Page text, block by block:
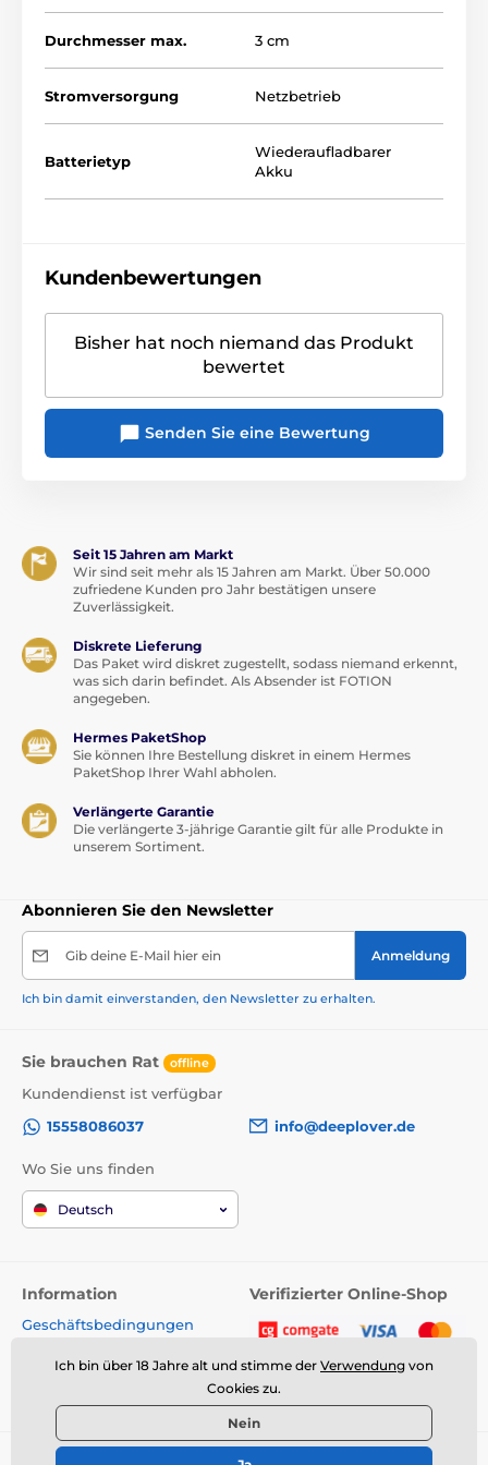
iOS
Google Play
Durchmesser max. 3 cm
Stromversorgung Netzbetrieb
Batterietyp
Wiederaufladbarer
Akku
Kundenbewertungen
Bisher hat noch niemand das Produkt
bewertet
Senden Sie eine Bewertung
Seit 15 Jahren am Markt
Wir sind seit mehr als 15 Jahren am Markt. Über 50.000
zufriedene Kunden pro Jahr bestätigen unsere
Zuverlässigkeit.
Diskrete Lieferung
Das Paket wird diskret zugestellt, sodass niemand erkennt,
was sich darin befindet. Als Absender ist FOTION
angegeben.
Hermes PaketShop
Sie können Ihre Bestellung diskret in einem Hermes
PaketShop Ihrer Wahl abholen.
Verlängerte Garantie
Die verlängerte 3-jährige Garantie gilt für alle Produkte in
unserem Sortiment.
Abonnieren Sie den Newsletter
Gib deine E-Mail hier ein Anmeldung
Ich bin damit einverstanden, den Newsletter zu erhalten.
Sie brauchen Rat offline
Kundendienst ist verfügbar
15558086037
info@deeplover.de
Wo Sie uns finden
Deutsch
Information
Geschäftsbedingungen
Verifizierter Online-Shop
Ich bin über 18 Jahre alt und stimme der Verwendung von
Cookies zu.
Nein